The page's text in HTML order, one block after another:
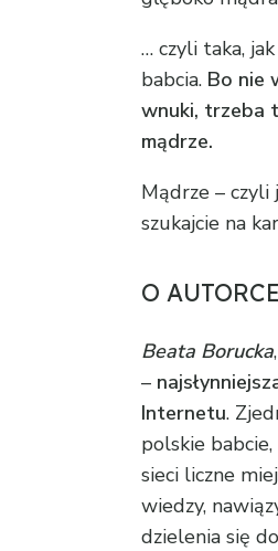
… czyli taka,
babcia. Bo nie
wnuki, trzeba
mądrze.
Mądrze – czyli
szukajcie na
O AUTORCE
Beata Borucka
–
Internetu.
polskie
sieci liczne
wiedzy,
dzielenia się